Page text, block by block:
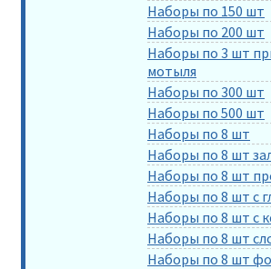
Наборы по 150 шт
Наборы по 200 шт
Наборы по 3 шт
мотыля
Наборы по 300 шт
Наборы по 500 шт
Наборы по 8 шт
Наборы по 8 шт
Наборы по 8 шт
Наборы по 8 шт с
Наборы по 8 шт с
Наборы по 8 шт
Наборы по 8 шт